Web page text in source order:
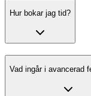
Hur bokar jag tid?
Vad ingår i avancerad